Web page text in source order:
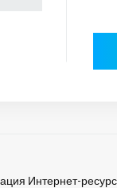
Интернет-